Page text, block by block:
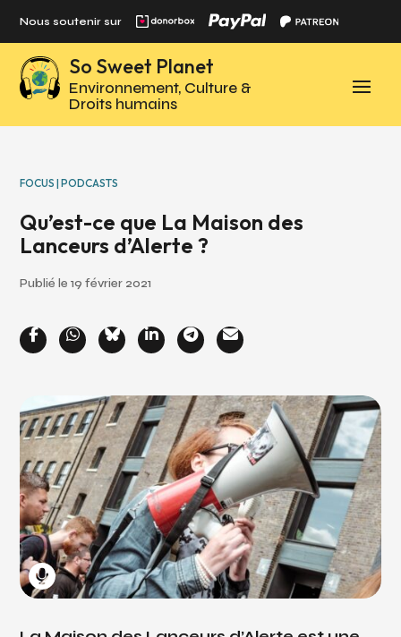
Nous soutenir sur
So Sweet Planet
Environnement, Culture &
Droits humains
FOCUS | PODCASTS
Qu’est-ce que La Maison des
Lanceurs d’Alerte ?
Publié le 19 février 2021
Panneau de gestion des cookies